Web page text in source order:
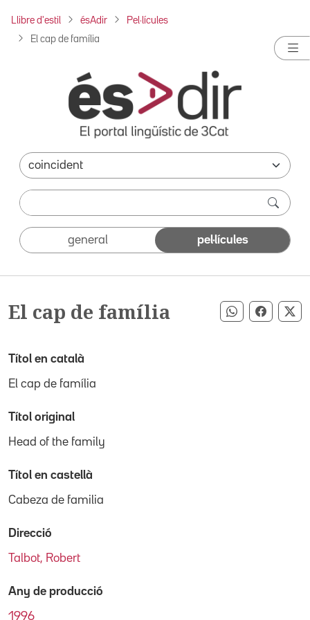
Llibre d'estil ésAdir Pel·lícules
El cap de família
general pel·lícules
El cap de família Compartir
Títol en català
El cap de família
Títol original
Head of the family
Títol en castellà
Cabeza de familia
Direcció
Talbot, Robert
Any de producció
1996